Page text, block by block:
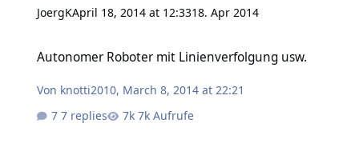
JoergKApril 18, 2014 at 12:3318. Apr 2014
Autonomer Roboter mit Linienverfolgung usw.
Von knotti2010, March 8, 2014 at 22:21
7 replies
7k Aufrufe